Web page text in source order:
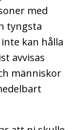
med
tyngsta
kan hålla
avvisas
människor